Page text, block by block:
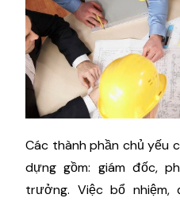
Các thành phần chủ yếu
dựng gồm: giám đốc,
trưởng. Việc bổ nhiệm,